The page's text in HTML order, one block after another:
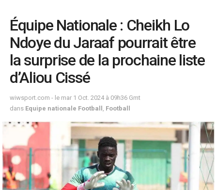
Équipe Nationale : Cheikh Lo
Ndoye du Jaraaf pourrait être
la surprise de la prochaine liste
d’Aliou Cissé
wiwsport.com - le mar 1 Oct. 2024 à 09h36 Gmt
dans Equipe nationale Football Football